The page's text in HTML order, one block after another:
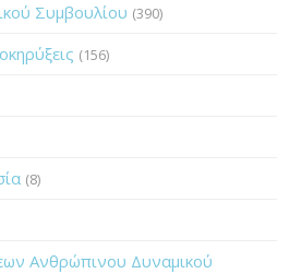
Συμβουλίου (390)
(156)
(8)
Ανθρώπινου Δυναμικού